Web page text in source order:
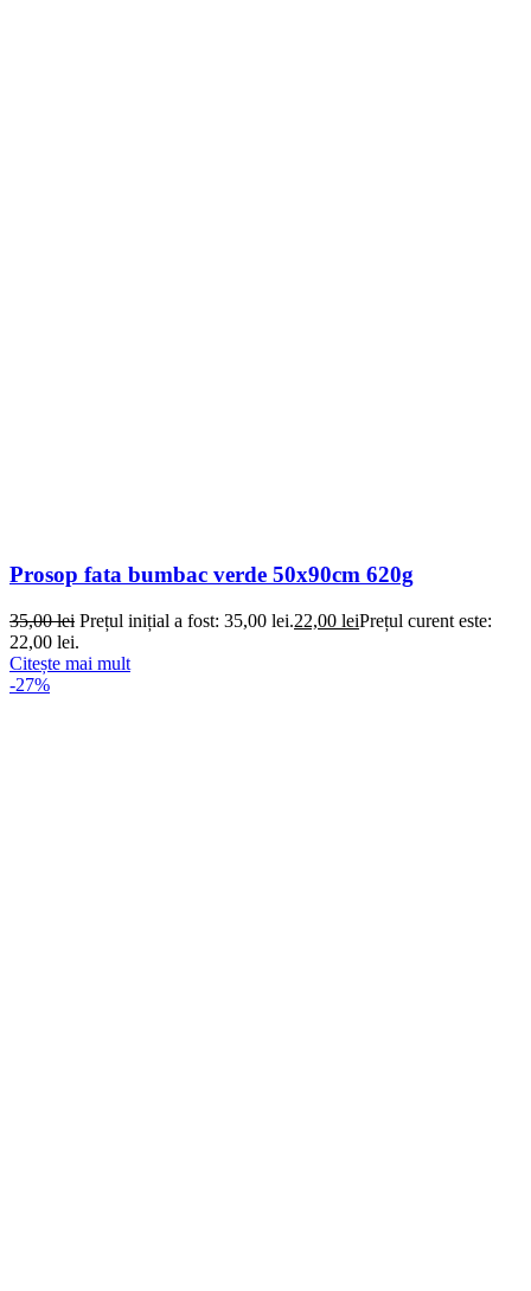
Prosop fata bumbac verde 50x90cm 620g
35,00lei Prețul inițial a fost: 35,00 lei.22,00 leiPrețul curent este:
22,00 lei.
Citește mai mult
-27%